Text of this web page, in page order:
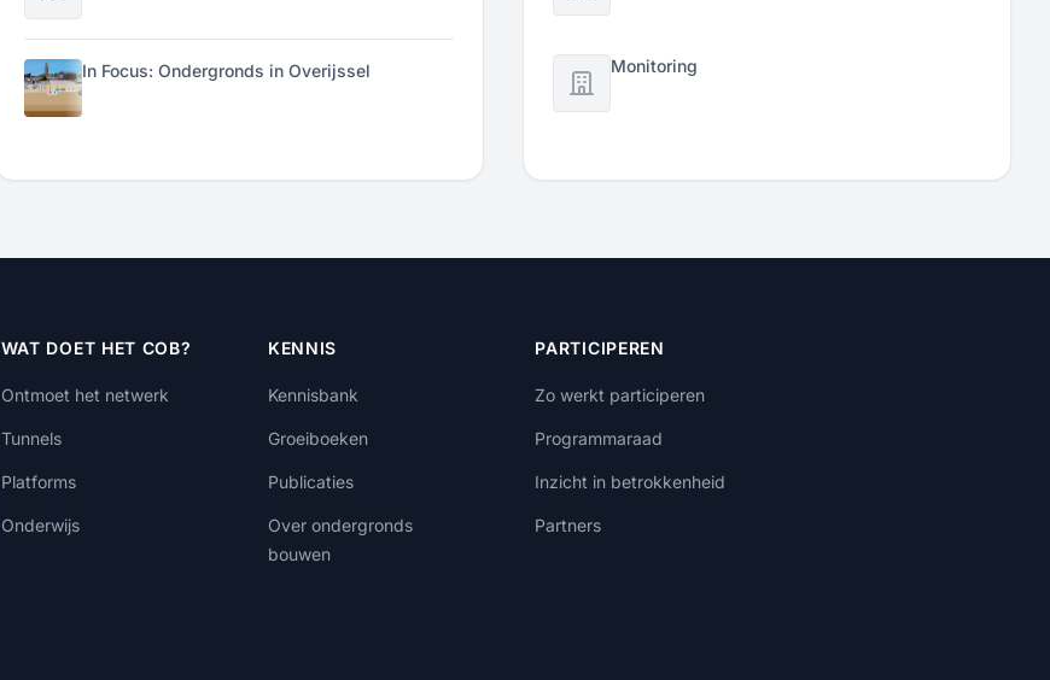
In Focus: Ondergronds in Overijssel Monitoring
WAT DOET HET COB?
Ontmoet het netwerk
Tunnels
Platforms
Onderwijs
KENNIS
Kennisbank
Groeiboeken
Publicaties
Over ondergronds
bouwen
PARTICIPEREN
Zo werkt participeren
Programmaraad
Inzicht in betrokkenheid
Partners